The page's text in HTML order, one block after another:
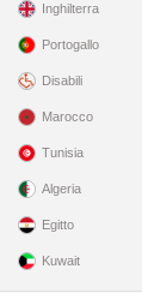
Inghilterra
Portogallo
Disabili
Marocco
Tunisia
Algeria
Egitto
Kuwait